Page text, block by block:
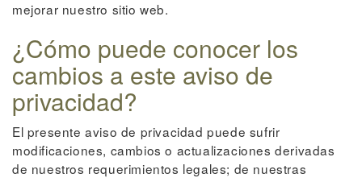
mejorar nuestro sitio web.
¿Cómo puede conocer los
cambios a este aviso de
privacidad?
El presente aviso de privacidad puede sufrir
modificaciones, cambios o actualizaciones derivadas
de nuestros requerimientos legales; de nuestras